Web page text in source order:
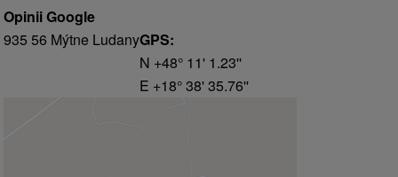
Opinii Google
935 56 Mýtne LudanyGPS:
N +48° 11' 1.23''
E +18° 38' 35.76''